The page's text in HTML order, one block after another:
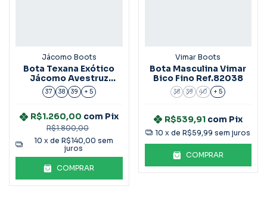
Jácomo Boots
Bota Texana Exótico
Jácomo Avestruz
Cheia Ref.3172
37 38 39 + 5
R$1.800,00
R$1.260,00 com Pix
10 x deR$140,00 sem
juros
COMPRAR
Vimar Boots
Bota Masculina Vimar
Bico Fino Ref.82038
38 39 40 + 5
R$539,91 com Pix
10 x deR$59,99 sem juros
COMPRAR